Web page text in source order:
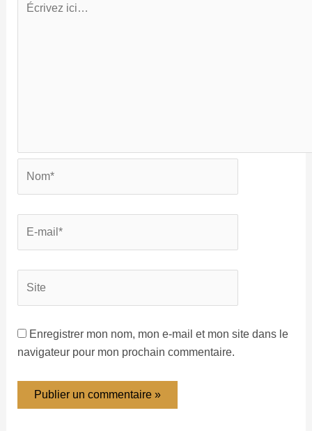
Enregistrer mon nom, mon e-mail et mon site dans le
navigateur pour mon prochain commentaire.